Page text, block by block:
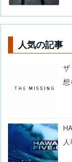
人気の記事
ザ
想
人